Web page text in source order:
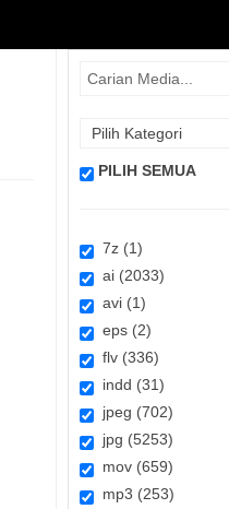
PILIH SEMUA
7z (1)
ai (2033)
avi (1)
eps (2)
flv (336)
indd (31)
jpeg (702)
jpg (5253)
mov (659)
mp3 (253)